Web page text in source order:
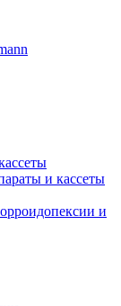
и кассеты
и